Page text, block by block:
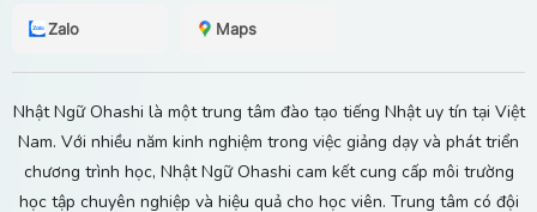
Zalo Maps
Nhật Ngữ Ohashi là một trung tâm đào tạo tiếng Nhật uy tín tại Việt
Nam. Với nhiều năm kinh nghiệm trong việc giảng dạy và phát triển
chương trình học, Nhật Ngữ Ohashi cam kết cung cấp môi trường
học tập chuyên nghiệp và hiệu quả cho học viên. Trung tâm có đội